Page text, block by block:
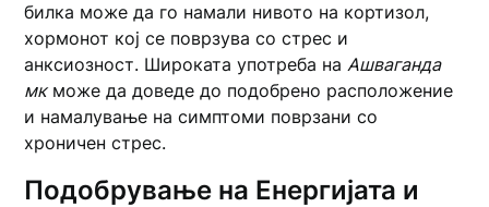
билка може да го намали нивото на кортизол,
хормонот кој се поврзува со стрес и
анксиозност. Широката употреба наАшваганда
мкможе да доведе до подобрено расположение
и намалување на симптоми поврзани со
хроничен стрес.
Подобрување на Енергијата и